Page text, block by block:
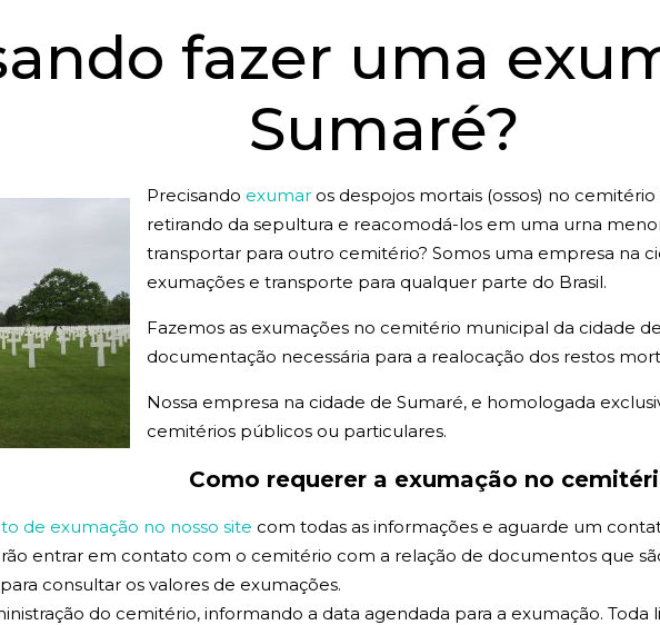
fazer uma
Sumaré?
Precisando exumaros despojos mortais (ossos) no
retirando da sepultura e reacomodá-los em uma urna
transportar para outro cemitério? Somos uma empresa na
exumações e transporte para qualquer parte do Brasil.
Fazemos as exumações no cemitério municipal da cidade
documentação necessária para a realocação dos restos
Nossa empresa na cidade de Sumaré, e homologada
cemitérios públicos ou particulares.
Como requerer a exumação no
de exumação no nosso site com todas as informações e aguarde um
entrar em contato com o cemitério com a relação de documentos que
consultar os valores de exumações.
do cemitério, informando a data agendada para a exumação. Toda